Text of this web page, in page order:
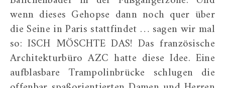
wenn dieses Gehopse dann noch quer über
die Seine in Paris stattfindet … sagen wir mal
so: ISCH MÖSCHTE DAS! Das französische
Architekturbüro AZC hatte diese Idee. Eine
aufblasbare Trampolinbrücke schlugen die